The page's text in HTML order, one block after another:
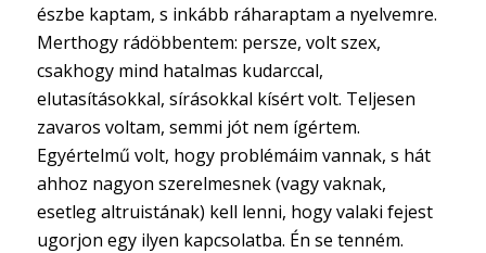
észbe kaptam, s inkább ráharaptam a nyelvemre.
Merthogy rádöbbentem: persze, volt szex,
csakhogy mind hatalmas kudarccal,
elutasításokkal, sírásokkal kísért volt. Teljesen
zavaros voltam, semmi jót nem ígértem.
Egyértelmű volt, hogy problémáim vannak, s hát
ahhoz nagyon szerelmesnek (vagy vaknak,
esetleg altruistának) kell lenni, hogy valaki fejest
ugorjon egy ilyen kapcsolatba. Én se tenném.